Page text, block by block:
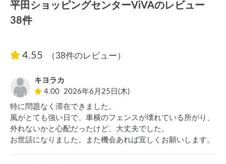
平田ショッピングセンターViVAのレビュー
38件
4.55 （38件のレビュー）
キヨラカ
4.00 2026年6月25日(木)
特に問題なく滞在できました。
風がとても強い日で、車横のフェンスが壊れている所がり、
外れないかと心配だったけど、大丈夫でした。
お世話になりました。また機会あれば宜しくお願いします。